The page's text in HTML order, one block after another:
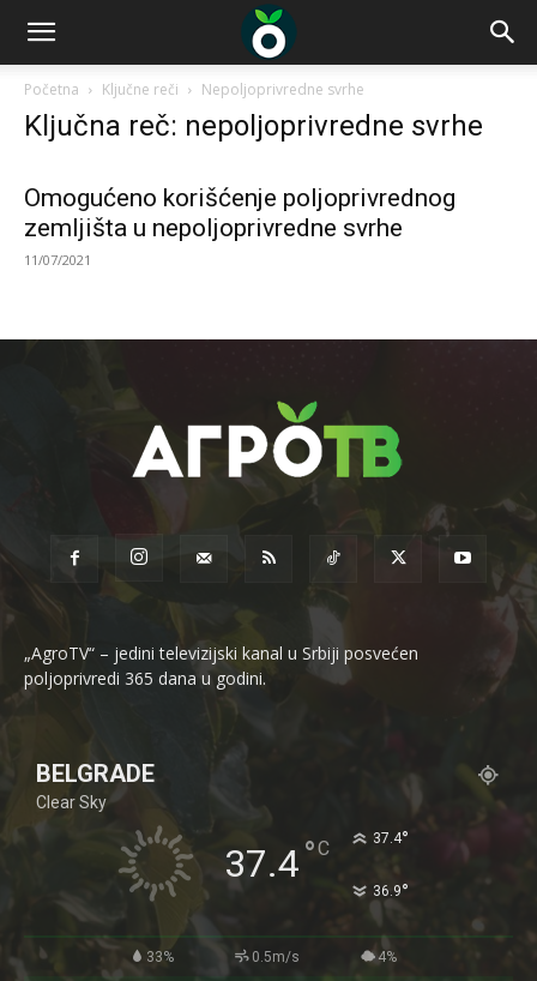
Početna Ključne reči Nepoljoprivredne svrhe
Ključna reč: nepoljoprivredne svrhe
Omogućeno korišćenje poljoprivrednog
zemljišta u nepoljoprivredne svrhe
11/07/2021
„AgroTV“ – jedini televizijski kanal u Srbiji posvećen
poljoprivredi 365 dana u godini.
BELGRADE
Clear Sky
37.4°C 37.4°
36.9°
33% 0.5m/s 4%